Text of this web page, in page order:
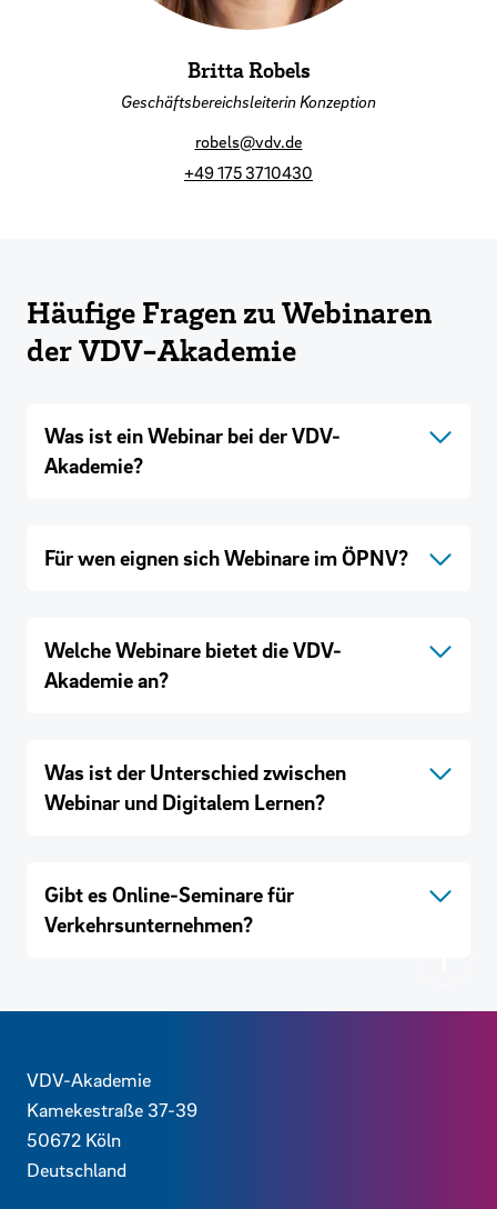
Britta Robels
Geschäftsbereichsleiterin Konzeption
robels@vdv.de
+49 175 3710430
Häufige Fragen zu Webinaren
der VDV-Akademie
Was ist ein Webinar bei der VDV-
Akademie?
Für wen eignen sich Webinare im ÖPNV?
Welche Webinare bietet die VDV-
Akademie an?
Was ist der Unterschied zwischen
Webinar und Digitalem Lernen?
Gibt es Online-Seminare für
Verkehrsunternehmen?
Kontaktdaten und weitere Links
VDV-Akademie
Kamekestraße 37-39
50672 Köln
Deutschland